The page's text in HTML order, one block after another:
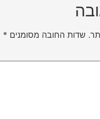
שדות החובה מסומנים *